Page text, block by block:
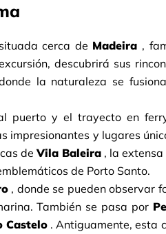
cerca de Madeira ,
descubrirá sus
la naturaleza se
puerto y el trayecto en
impresionantes y lugares
de Vila Baleira , la
de Porto Santo.
, donde se pueden observar
También se pasa por
Castelo . Antiguamente, esta